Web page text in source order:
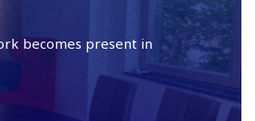
becomes present in